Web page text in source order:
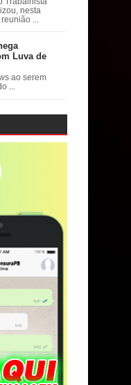
nesta
...
Luva de
ao serem
...